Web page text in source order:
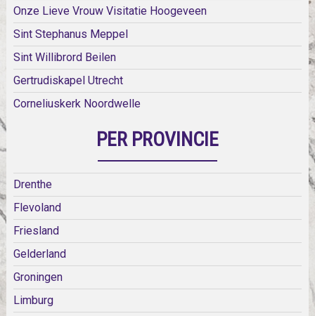
Onze Lieve Vrouw Visitatie Hoogeveen
Sint Stephanus Meppel
Sint Willibrord Beilen
Gertrudiskapel Utrecht
Corneliuskerk Noordwelle
PER PROVINCIE
Drenthe
Flevoland
Friesland
Gelderland
Groningen
Limburg